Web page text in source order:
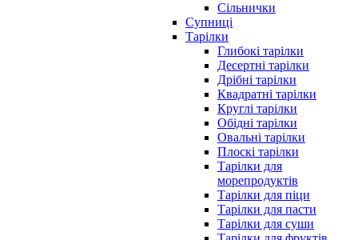
Сільнички
Супниці
Тарілки
Глибокі тарілки
Десертні тарілки
Дрібні тарілки
Квадратні тарілки
Круглі тарілки
Обідні тарілки
Овальні тарілки
Плоскі тарілки
Тарілки для
морепродуктів
Тарілки для піци
Тарілки для пасти
Тарілки для суши